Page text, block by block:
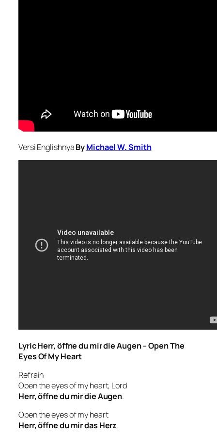
Versi EnglishnyaByMichael W. Smith
Lyric Herr, öffne du mir die Augen – Open The
Eyes Of My Heart
Refrain
Open the eyes of my heart, Lord
Herr, öffne du mir die Augen.
Open the eyes of my heart
Herr, öffne du mir das Herz.